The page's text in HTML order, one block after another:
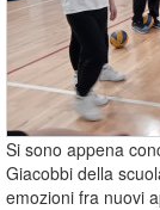
Si sono appena
Giacobbi della
emozioni fra nuovi